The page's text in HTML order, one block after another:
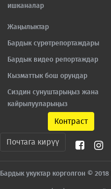
ишканалар
Жаңылыктар
Бардык сүрөтрепортаждары
Бардык видео репортаждар
Кызматтык бош орундар
Сиздин сунуштарыңыз жана
кайрылууларыңыз
Контраст
Почтага кирүү
Бардык укуктар корголгон ©